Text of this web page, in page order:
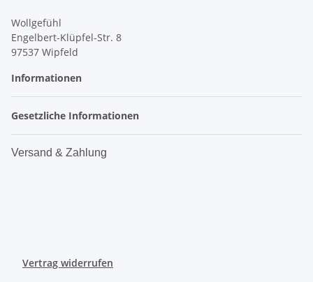
Wollgefühl
Engelbert-Klüpfel-Str. 8
97537 Wipfeld
Informationen
Gesetzliche Informationen
Versand & Zahlung
Vertrag widerrufen